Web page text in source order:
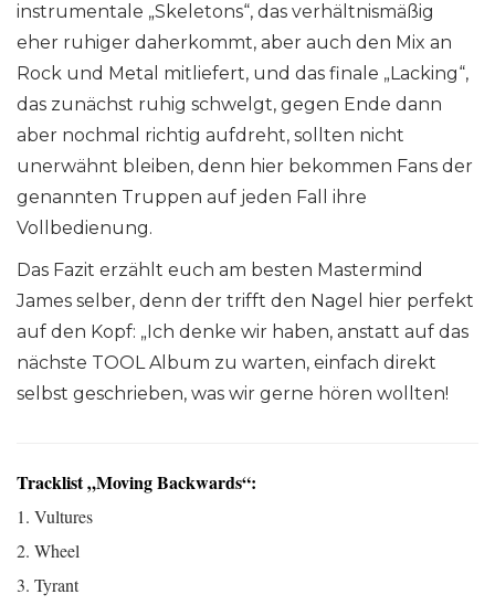
instrumentale „Skeletons“, das verhältnismäßig
eher ruhiger daherkommt, aber auch den Mix an
Rock und Metal mitliefert, und das finale „Lacking“,
das zunächst ruhig schwelgt, gegen Ende dann
aber nochmal richtig aufdreht, sollten nicht
unerwähnt bleiben, denn hier bekommen Fans der
genannten Truppen auf jeden Fall ihre
Vollbedienung.
Das Fazit erzählt euch am besten Mastermind
James selber, denn der trifft den Nagel hier perfekt
auf den Kopf: „Ich denke wir haben, anstatt auf das
nächste TOOL Album zu warten, einfach direkt
selbst geschrieben, was wir gerne hören wollten!
Tracklist „Moving Backwards“:
1. Vultures
2. Wheel
3. Tyrant